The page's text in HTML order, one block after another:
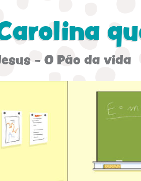
- O Pão da vida